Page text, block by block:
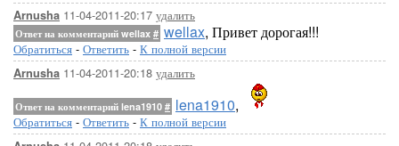
Arnusha 11-04-2011-20:17 удалить
Ответ на комментарий wellax # wellax, Привет дорогая!!!
Обратиться - Ответить - К полной версии
Arnusha 11-04-2011-20:18 удалить
Ответ на комментарий lena1910 # lena1910,
Обратиться - Ответить - К полной версии